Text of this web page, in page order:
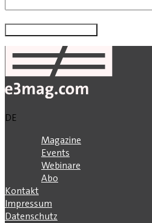
DE
Magazine
Events
Webinare
Abo
Kontakt
Impressum
Datenschutz